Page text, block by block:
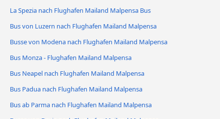
La Spezia nach Flughafen Mailand Malpensa Bus
Bus von Luzern nach Flughafen Mailand Malpensa
Busse von Modena nach Flughafen Mailand Malpensa
Bus Monza - Flughafen Mailand Malpensa
Bus Neapel nach Flughafen Mailand Malpensa
Bus Padua nach Flughafen Mailand Malpensa
Bus ab Parma nach Flughafen Mailand Malpensa